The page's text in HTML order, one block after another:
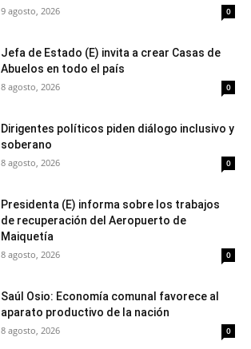
9 agosto, 2026 0
Jefa de Estado (E) invita a crear Casas de
Abuelos en todo el país
8 agosto, 2026 0
Dirigentes políticos piden diálogo inclusivo y
soberano
8 agosto, 2026 0
Presidenta (E) informa sobre los trabajos
de recuperación del Aeropuerto de
Maiquetía
8 agosto, 2026 0
Saúl Osio: Economía comunal favorece al
aparato productivo de la nación
8 agosto, 2026 0